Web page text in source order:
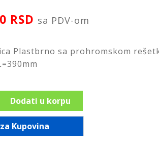
RSD sa PDV-om
Plastbrno sa prohromskom
Dodati u korpu
Kupovina